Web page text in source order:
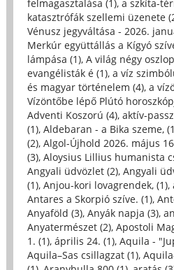
felmagasztalása (1), a szkíta-
katasztrófák szellemi üzenete
Vénusz jegyváltása - 2026.
Merkúr együttállás a Kígyó
lámpása (1), A világ négy
evangélisták é (1), a víz
és magyar történelem (4), a
Vízöntőbe lépő Plútó
Adventi Koszorú (4), aktív-
(1), Aldebaran - a Bika szeme,
(2), Algol-Újhold 2026. május
(3), Aloysius Lillius humanista
Angyali üdvözlet (2), Angyali
(1), Anjou-kori lovagrendek, (1),
Antares a Skorpió szíve. (1),
Anyaföld (3), Anyák napja (3),
Anyatermészet (2), Apostoli
1. (1), április 24. (1), Aquila -
Aquila–Sas csillagzat (1),